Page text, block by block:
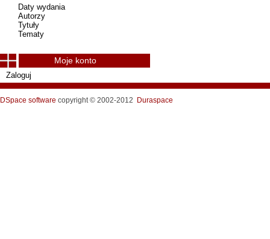
Daty wydania
Autorzy
Tytuły
Tematy
Moje konto
Zaloguj
DSpace software copyright © 2002-2012 Duraspace